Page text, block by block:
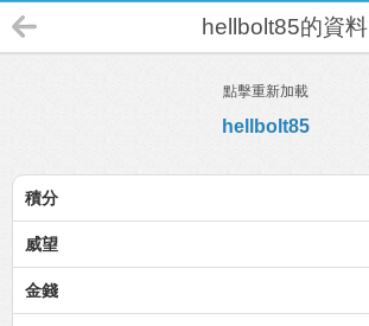
hellbolt85的資料
點擊重新加載
hellbolt85
積分
威望
金錢